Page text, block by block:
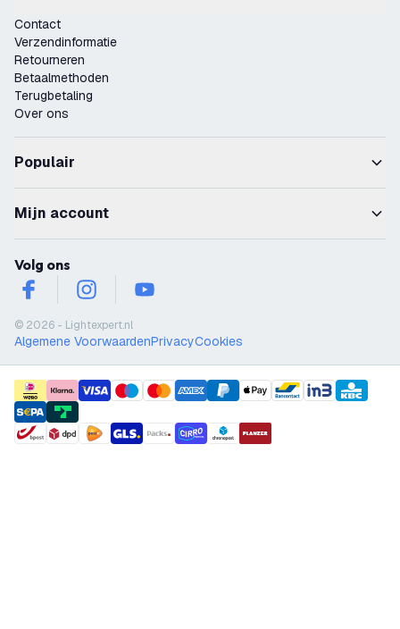
Contact
Verzendinformatie
Retourneren
Betaalmethoden
Terugbetaling
Over ons
Populair
Mijn account
Volg ons
facebookinstagramyoutube
© 2026 - Lightexpert.nl
Algemene VoorwaardenPrivacyCookies
payment methods
shipment methods